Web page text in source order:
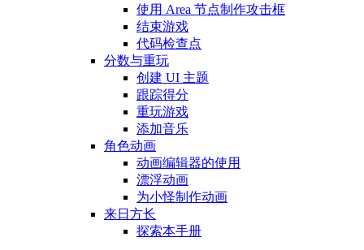
使用 Area 节点制作攻击框
结束游戏
代码检查点
分数与重玩
创建 UI 主题
跟踪得分
重玩游戏
添加音乐
角色动画
动画编辑器的使用
漂浮动画
为小怪制作动画
来日方长
探索本手册